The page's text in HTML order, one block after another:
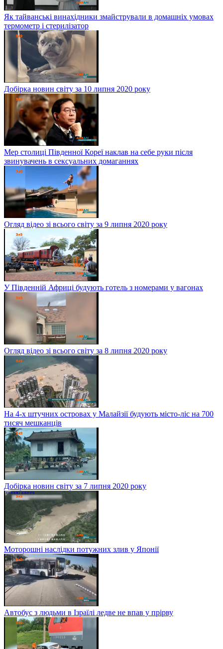
Як тайванські винахідники змайстрували в домашніх умовах
термометр і стерилізатор
Добірка новин світу за 10 липня 2020 року
Мер столиці Південної Кореї наклав на себе руки після
звинувачень в сексуальних домаганнях
Огляд відео зі всього світу за 9 липня 2020 року
У Південній Африці будують готель з номерами у вагонах
Огляд відео зі всього світу за 8 липня 2020 року
На 4-х штучних островах у Малайзії будують місто-ліс на 700
тисяч мешканців
Добірка новин світу за 7 липня 2020 року
Моторошні наслідки потужних злив у Японії
Автобус з людьми в Ізраїлі ледве не впав у прірву